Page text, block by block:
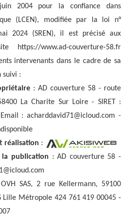
2004 pour la confiance dans
(LCEN), modifiée par la loi n°
2024 (SREN), il est précisé aux
https://www.ad-couverture-58.fr
intervenants dans le cadre de sa
suivi :
: AD couverture 58 - route
La Charite Sur Loire - SIRET :
: acharddavid71@icloud.com -
réalisation :
la publication : AD couverture 58 -
SAS, 2 rue Kellermann, 59100
Lille Métropole 424 761 419 00045 -